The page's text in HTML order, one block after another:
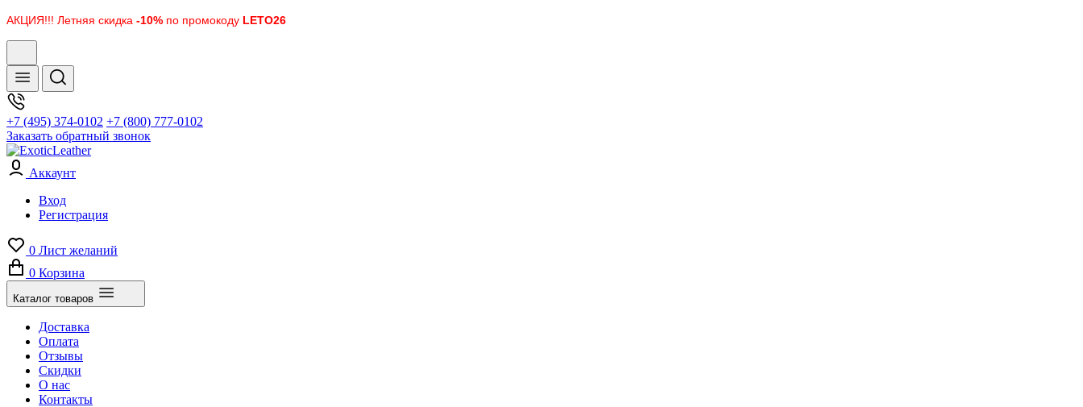
АКЦИЯ!!! Летняя скидка -10% по промокоду LETO26
+7 (495) 374-0102 +7 (800) 777-0102
Заказать обратный звонок
Аккаунт
Вход
Регистрация
0 Лист желаний
0 Корзина
Каталог товаров
Доставка
Оплата
Отзывы
Скидки
О нас
Контакты